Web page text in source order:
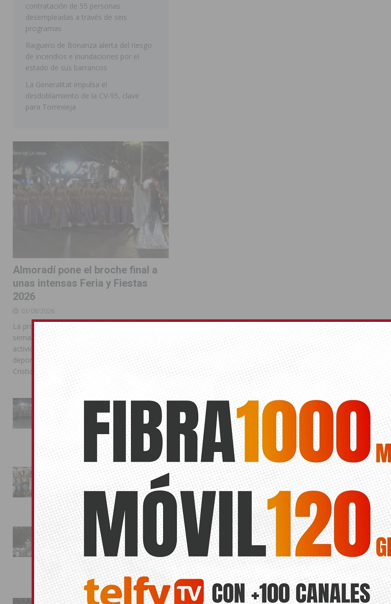
Golf & Country Club
contratación de 55 personas
desempleadas a través de seis
programas
Raiguero de Bonanza alerta del riesgo
de incendios e inundaciones por el
estado de sus barrancos
La Generalitat impulsa el
desdoblamiento de la CV-95, clave
para Torrevieja
Almoradí pone el broche final a
unas intensas Feria y Fiestas
2026
03/08/2026
La programación reunió durante más de una
semana actos institucionales, conciertos,
actividades familiares, competiciones
deportivas y las celebraciones de Moros y
Cristianos
La Entrada Cristiana llena de
esplendor las calles de
Almoradí en una multitudinaria
jornada festera
02/08/2026
La magia de la Entrada Mora
conquista las calles de
Almoradí
01/08/2026
La fiesta se adueña de
Almoradí con la presentación
de los cargos festeros y la
toma del castillo
31/07/2026